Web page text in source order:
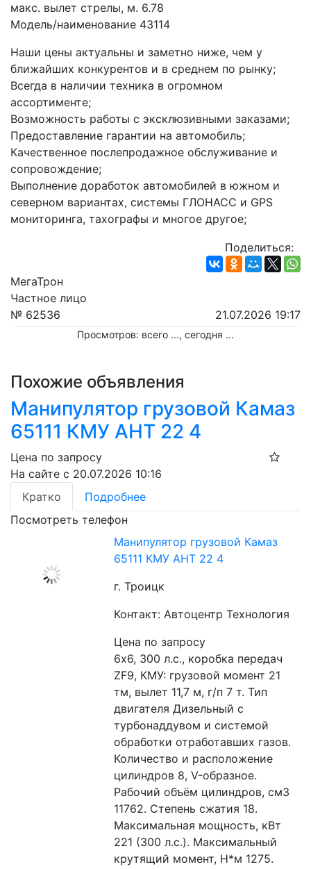
макс. вылет стрелы, м. 6.78
Модель/наименование 43114
Наши цены актуальны и заметно ниже, чем у
ближайших конкурентов и в среднем по рынку;
Всегда в наличии техника в огромном
ассортименте;
Возможность работы с эксклюзивными заказами;
Предоставление гарантии на автомобиль;
Качественное послепродажное обслуживание и
сопровождение;
Выполнение доработок автомобилей в южном и
северном вариантах, системы ГЛОНАСС и GPS
мониторинга, тахографы и многое другое;
Поделиться:
МегаТрон
Частное лицо
№ 62536
21.07.2026 19:17
Просмотров: всего ..., сегодня ...
Похожие объявления
Манипулятор грузовой Камаз
65111 КМУ АНТ 22 4
Цена по запросу
На сайте с 20.07.2026 10:16
Кратко
Подробнее
Посмотреть телефон
Манипулятор грузовой Камаз
65111 КМУ АНТ 22 4
г. Троицк
Контакт: Автоцентр Технология
Цена по запросу
6х6, 300 л.с., коробка передач
ZF9, КМУ: грузовой момент 21
тм, вылет 11,7 м, г/п 7 т. Тип
двигателя Дизельный с
турбонаддувом и системой
обработки отработавших газов.
Количество и расположение
цилиндров 8, V-образное.
Рабочий объём цилиндров, см3
11762. Степень сжатия 18.
Максимальная мощность, кВт
221 (300 л.с.). Максимальный
крутящий момент, Н*м 1275.